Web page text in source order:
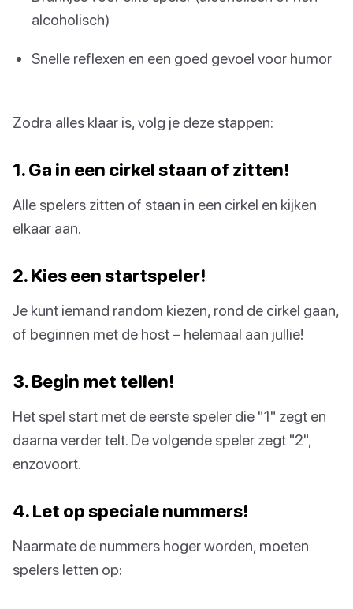
alcoholisch)
Snelle reflexen en een goed gevoel voor humor
Zodra alles klaar is, volg je deze stappen:
1. Ga in een cirkel staan of zitten!
Alle spelers zitten of staan in een cirkel en kijken
elkaar aan.
2. Kies een startspeler!
Je kunt iemand random kiezen, rond de cirkel gaan,
of beginnen met de host – helemaal aan jullie!
3. Begin met tellen!
Het spel start met de eerste speler die "1" zegt en
daarna verder telt. De volgende speler zegt "2",
enzovoort.
4. Let op speciale nummers!
Naarmate de nummers hoger worden, moeten
spelers letten op: